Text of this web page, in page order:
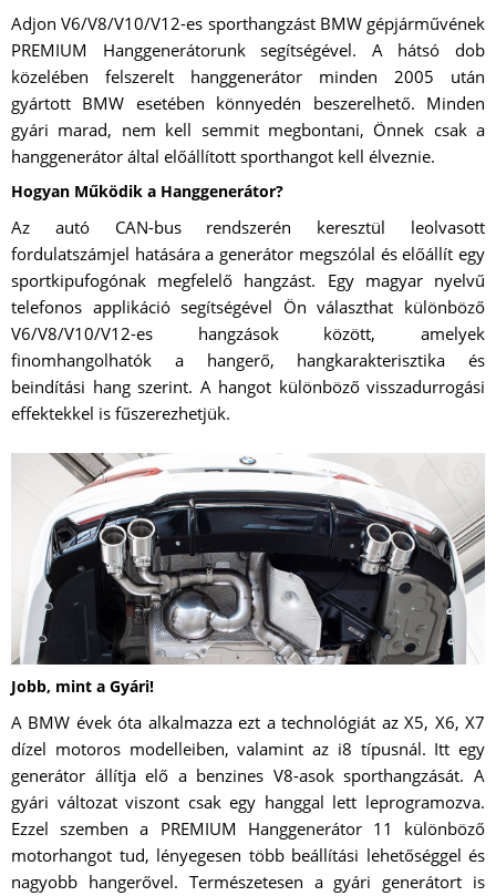
Adjon V6/V8/V10/V12-es sporthangzást BMW gépjárművének
PREMIUM Hanggenerátorunk segítségével. A hátsó dob
közelében felszerelt hanggenerátor minden 2005 után
gyártott BMW esetében könnyedén beszerelhető. Minden
gyári marad, nem kell semmit megbontani, Önnek csak a
hanggenerátor által előállított sporthangot kell élveznie.
Hogyan Működik a Hanggenerátor?
Az autó CAN-bus rendszerén keresztül leolvasott
fordulatszámjel hatására a generátor megszólal és előállít egy
sportkipufogónak megfelelő hangzást. Egy magyar nyelvű
telefonos applikáció segítségével Ön választhat különböző
V6/V8/V10/V12-es hangzások között, amelyek
finomhangolhatók a hangerő, hangkarakterisztika és
beindítási hang szerint. A hangot különböző visszadurrogási
effektekkel is fűszerezhetjük.
Jobb, mint a Gyári!
A BMW évek óta alkalmazza ezt a technológiát az X5, X6, X7
dízel motoros modelleiben, valamint az i8 típusnál. Itt egy
generátor állítja elő a benzines V8-asok sporthangzását. A
gyári változat viszont csak egy hanggal lett leprogramozva.
Ezzel szemben a PREMIUM Hanggenerátor 11 különböző
motorhangot tud, lényegesen több beállítási lehetőséggel és
nagyobb hangerővel. Természetesen a gyári generátort is